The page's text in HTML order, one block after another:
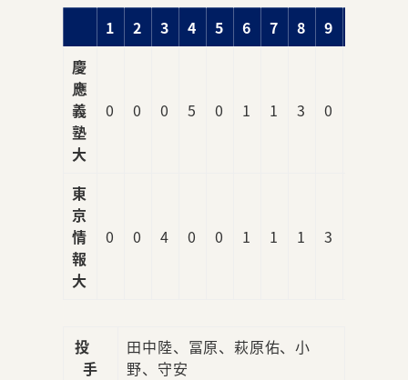
1 2 3 4 5 6 7 8 9
慶
應
義
塾
大
0 0 0 5 0 1 1 3 0
東
京
情
報
大
0 0 4 0 0 1 1 1 3
投
手
田中陸、冨原、萩原佑、小
野、守安